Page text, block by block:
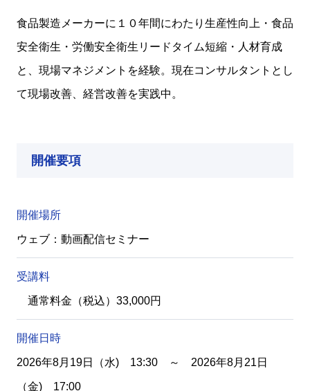
食品製造メーカーに１０年間にわたり生産性向上・食品
安全衛生・労働安全衛生リードタイム短縮・人材育成
と、現場マネジメントを経験。現在コンサルタントとし
て現場改善、経営改善を実践中。
開催要項
開催場所
ウェブ：動画配信セミナー
受講料
通常料金（税込）33,000円
開催日時
2026年8月19日（水) 13:30 ～ 2026年8月21日
（金) 17:00